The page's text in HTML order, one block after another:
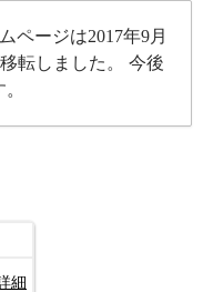
ページは2017年9月
転しました。 今後
細